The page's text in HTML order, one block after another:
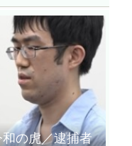
の虎／逮捕者